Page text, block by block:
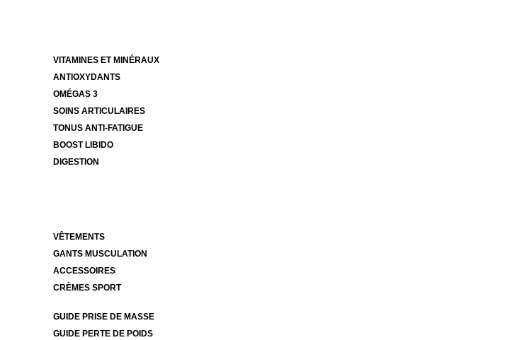
VITAMINES ET MINÉRAUX
ANTIOXYDANTS
OMÉGAS 3
SOINS ARTICULAIRES
TONUS ANTI-FATIGUE
BOOST LIBIDO
DIGESTION
VÊTEMENTS
GANTS MUSCULATION
ACCESSOIRES
CRÈMES SPORT
GUIDE PRISE DE MASSE
GUIDE PERTE DE POIDS